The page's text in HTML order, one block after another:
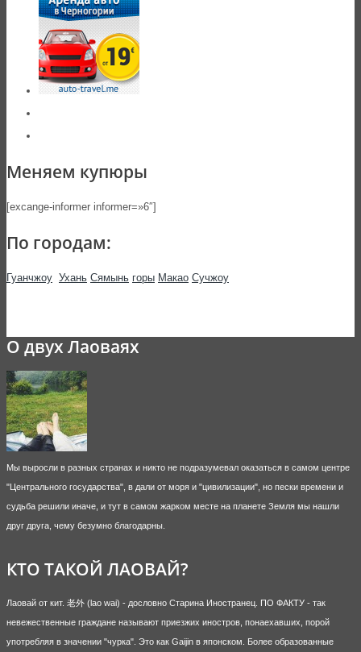
Меняем купюры
[excange-informer informer=»6″]
По городам:
Гуанчжоу Ухань Сямынь горы Макао Сучжоу
О двух Лаоваях
Мы выросли в разных странах и никто не подразумевал оказаться в самом центре
"Центрального государства", в дали от моря и "цивилизации", но пески времени и
судьба решили иначе, и тут в самом жарком месте на планете Земля мы нашли
друг друга, чему безумно благодарны.
КТО ТАКОЙ ЛАОВАЙ?
Лаовай от кит. 老外 (lao wai) - дословно Старина Иностранец. ПО ФАКТУ - так
невежественные граждане называют приезжих иностров, понаехавших, порой
употребляя в значении "чурка". Это как Gaijin в японском. Более образованные